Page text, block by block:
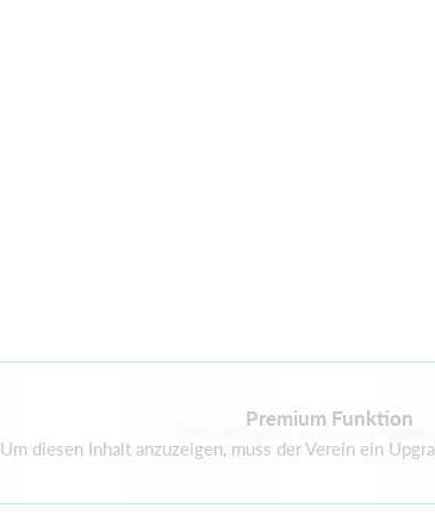
Premium Funktion
Um diesen Inhalt anzuzeigen, muss der Verein ein
Derzeit gibt es keine